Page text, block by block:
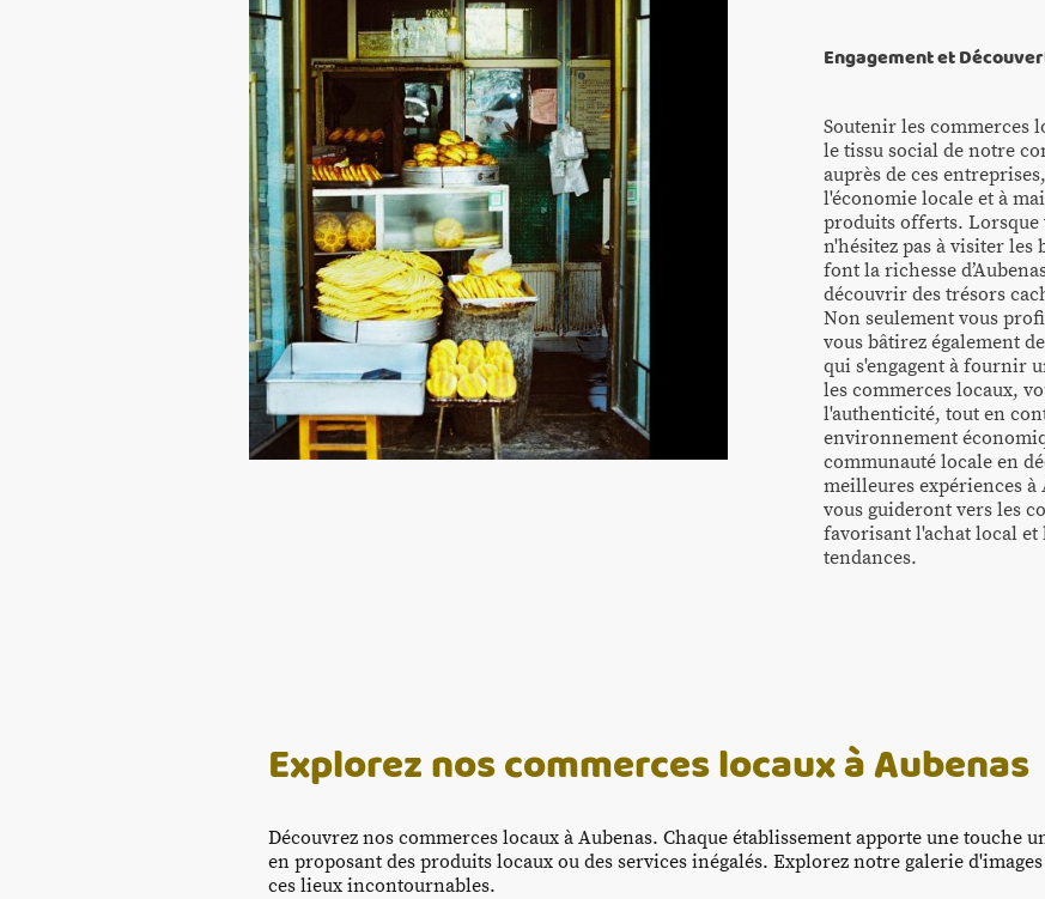
Engagement et
Soutenir les commerces
le tissu social de notre
auprès de ces
l'économie locale et à
produits offerts.
n'hésitez pas à visiter les
font la richesse
découvrir des trésors
Non seulement vous
vous bâtirez également
qui s'engagent à fournir
les commerces locaux,
l'authenticité, tout en
environnement
communauté locale en
meilleures expériences
vous guideront vers les
favorisant l'achat local et
tendances.
Explorez nos commerces locaux à Aubenas
Découvrez nos commerces locaux à Aubenas. Chaque établissement apporte une touche
en proposant des produits locaux ou des services inégalés. Explorez notre galerie
ces lieux incontournables.